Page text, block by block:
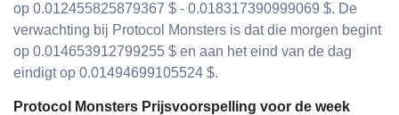
op 0.012455825879367 $ - 0.018317390999069 $. De
verwachting bij Protocol Monsters is dat die morgen begint
op 0.014653912799255 $ en aan het eind van de dag
eindigt op 0.01494699105524 $.
Protocol Monsters Prijsvoorspelling voor de week